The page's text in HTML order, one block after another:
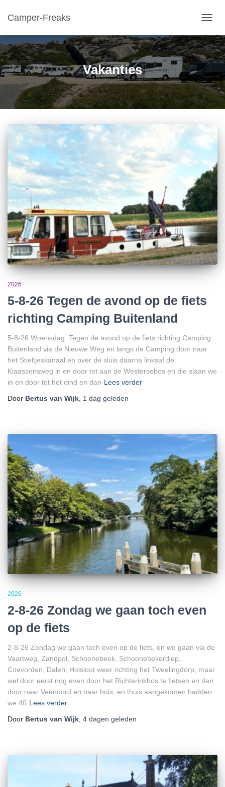
Camper-Freaks
Vakanties
2026
5-8-26 Tegen de avond op de fiets
richting Camping Buitenland
5-8-26 Woensdag. Tegen de avond op de fiets richting Camping
Buitenland via de Nieuwe Weg en langs de Camping door naar
het Stieltjeskanaal en over de sluis daarna linksaf de
Klaassensweg in en door tot aan de Westersebos en die slaan we
in en door tot het eind en dan Lees verder
Door Bertus van Wijk 1 dag geleden
2026
2-8-26 Zondag we gaan toch even
op de fiets
2-8-26 Zondag we gaan toch even op de fiets, en we gaan via de
Vaartweg, Zandpol, Schoonebeek, Schoonebekerdiep,
Coevorden, Dalen, Holsloot weer richting het Tweelingdorp, maar
wel door eerst nog even door het Richterinkbos te fietsen en dan
door naar Veenoord en naar huis, en thuis aangekomen hadden
we 40 Lees verder
Door Bertus van Wijk, 4 dagen geleden